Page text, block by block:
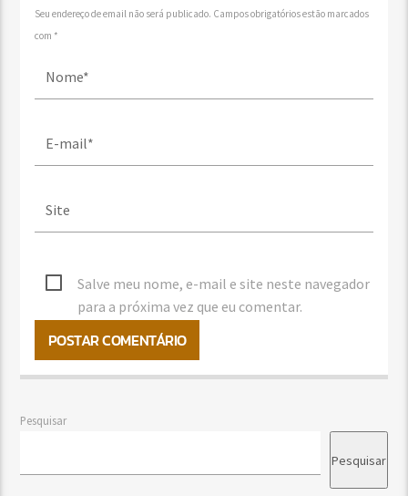
Seu endereço de email não será publicado. Campos obrigatórios estão marcados
com *
Salve meu nome, e-mail e site neste navegador
para a próxima vez que eu comentar.
Pesquisar
Pesquisar